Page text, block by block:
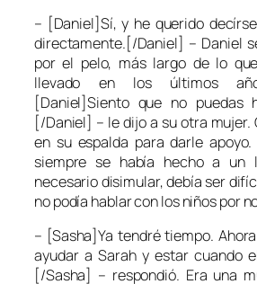
– [Daniel]Sí, y he querido
directamente.[/Daniel] – Daniel
por el pelo, más largo de lo
llevado en los últimos
[Daniel]Siento que no puedas
[/Daniel] – le dijo a su otra mujer.
en su espalda para darle
siempre se había hecho a un
necesario disimular, debía ser
no podía hablar con los niños por
– [Sasha]Ya tendré tiempo.
ayudar a Sarah y estar cuando
[/Sasha] – respondió. Era una